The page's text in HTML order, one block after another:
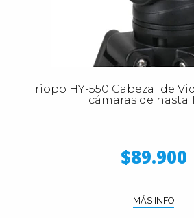
Triopo HY-550 Cabezal de
cámaras de hasta
$89.900
MÁS INFO